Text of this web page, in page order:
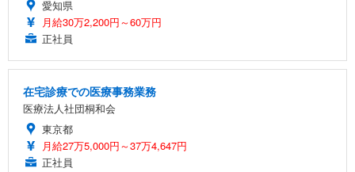
愛知県
月給30万2,200円～60万円
正社員
在宅診療での医療事務業務
医療法人社団桐和会
東京都
月給27万5,000円～37万4,647円
正社員